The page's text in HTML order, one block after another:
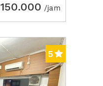
150.000 /jam
5